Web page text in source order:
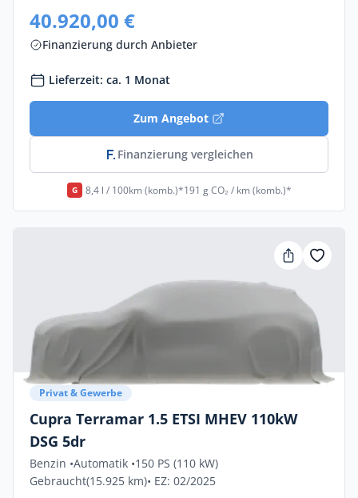
40.920,00 €
Finanzierung durch Anbieter
Lieferzeit: ca. 1 Monat
Zum Angebot
Finanzierung vergleichen
G 8,4 l / 100km (komb.)*191 g CO₂ / km (komb.)*
Privat & Gewerbe
Cupra Terramar 1.5 ETSI MHEV 110kW
DSG 5dr
Benzin •Automatik •150 PS (110 kW)
Gebraucht(15.925 km)• EZ: 02/2025